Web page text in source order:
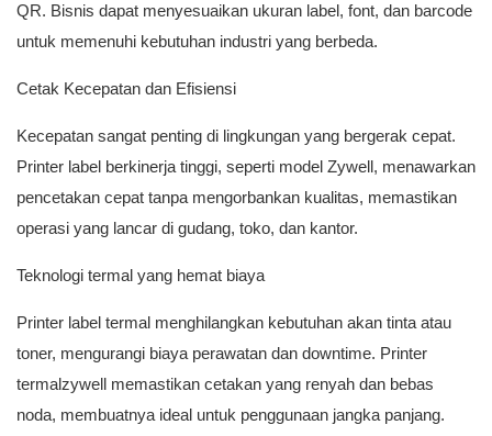
QR. Bisnis dapat menyesuaikan ukuran label, font, dan barcode
untuk memenuhi kebutuhan industri yang berbeda.
Cetak Kecepatan dan Efisiensi
Kecepatan sangat penting di lingkungan yang bergerak cepat.
Printer label berkinerja tinggi, seperti model Zywell, menawarkan
pencetakan cepat tanpa mengorbankan kualitas, memastikan
operasi yang lancar di gudang, toko, dan kantor.
Teknologi termal yang hemat biaya
Printer label termal menghilangkan kebutuhan akan tinta atau
toner, mengurangi biaya perawatan dan downtime. Printer
termalzywell memastikan cetakan yang renyah dan bebas
noda, membuatnya ideal untuk penggunaan jangka panjang.